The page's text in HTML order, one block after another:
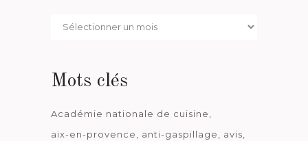
Par
Mots clés
Académie nationale de cuisine
aix-en-provence
anti-gaspillage
avis